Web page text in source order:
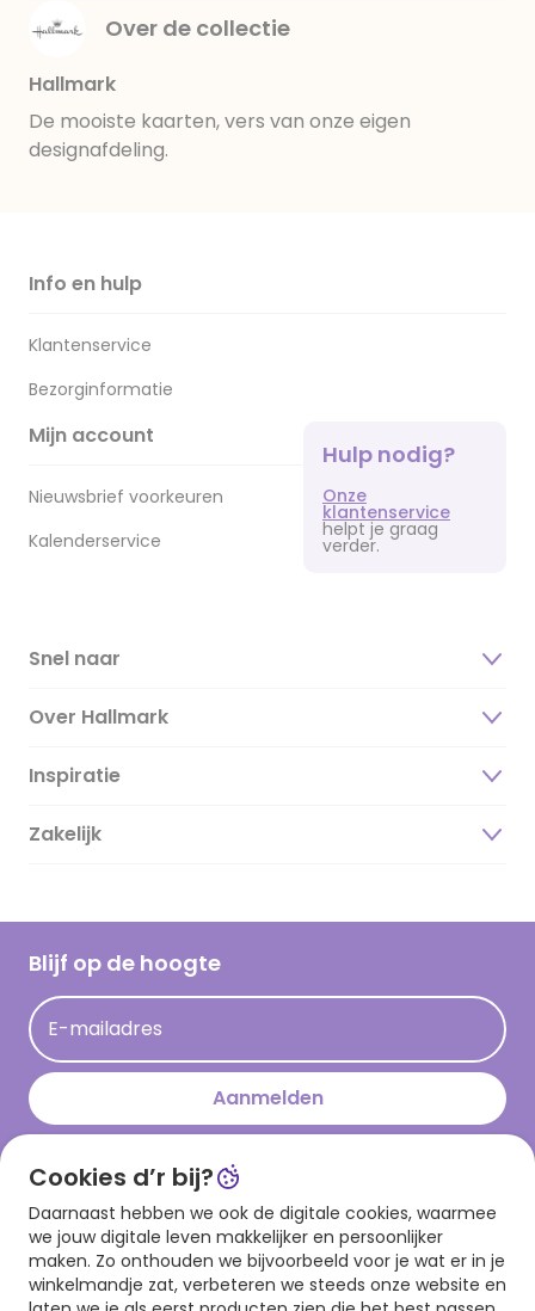
Over de collectie
Hallmark
De mooiste kaarten, vers van onze eigen
designafdeling.
Info en hulp
Klantenservice
Bezorginformatie
Mijn account
Nieuwsbrief voorkeuren
Kalenderservice
Hulp nodig?
Onze
klantenservice
helpt je graag
verder.
Snel naar
Over Hallmark
Over ons
Duurzaamheid
Hallmark Kaartclub
Acties
Persberichten
Hallmark en Kinderpostzegels
Inspiratie
Magazine
Cadeau inspiratie
Kaartinspiratie
Zakelijk
Blijf op de hoogte
E-mailadres
Aanmelden
Download onze app
Cookies d’r bij?
Daarnaast hebben we ook de digitale cookies, waarmee
we jouw digitale leven makkelijker en persoonlijker
maken. Zo onthouden we bijvoorbeeld voor je wat er in je
winkelmandje zat, verbeteren we steeds onze website en